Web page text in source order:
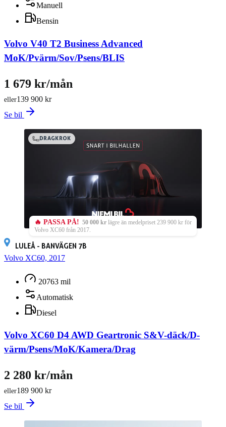
Manuell
Bensin
Volvo V40 T2 Business Advanced
MoK/Pvärm/Sov/Psens/BLIS
139 900 kr
eller
1 679 kr/mån
Se bil
DRAGKROK
🔥 PASSA PÅ! 50 000 kr lägre än medelpriset 239 900 kr för
Volvo XC60 från 2017.
LULEÅ - BANVÄGEN 7B
Volvo XC60, 2017
20763 mil
Automatisk
Diesel
Volvo XC60 D4 AWD Geartronic S&V-däck/D-
värm/Psens/MoK/Kamera/Drag
189 900 kr
eller
2 280 kr/mån
Se bil